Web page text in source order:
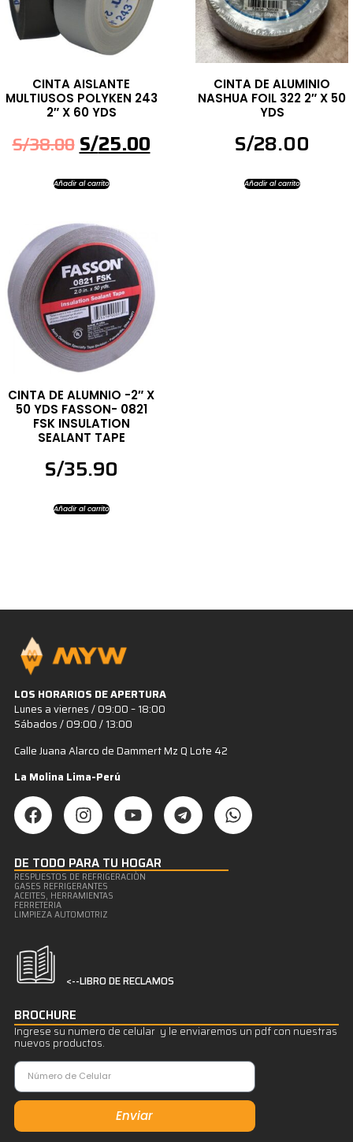
CINTA AISLANTE
MULTIUSOS POLYKEN 243
2″ X 60 YDS
S/38.00 S/25.00
Añadir al carrito
CINTA DE ALUMINIO
NASHUA FOIL 322 2″ X 50
YDS
S/28.00
Añadir al carrito
CINTA DE ALUMNIO -2″ X
50 YDS FASSON- 0821
FSK INSULATION
SEALANT TAPE
S/35.90
Añadir al carrito
LOS HORARIOS DE APERTURA
Lunes a viernes / 09:00 – 18:00
Sábados / 09:00 / 13:00
Calle Juana Alarco de Dammert Mz Q Lote 42
La Molina Lima-Perú
DE TODO PARA TU HOGAR
RESPUESTOS DE REFRIGERACIÒN
GASES REFRIGERANTES
ACEITES, HERRAMIENTAS
FERRETERIA
LIMPIEZA AUTOMOTRIZ
<--LIBRO DE RECLAMOS
BROCHURE
Ingrese su numero de celular y le enviaremos un pdf con nuestras
nuevos productos.
Enviar